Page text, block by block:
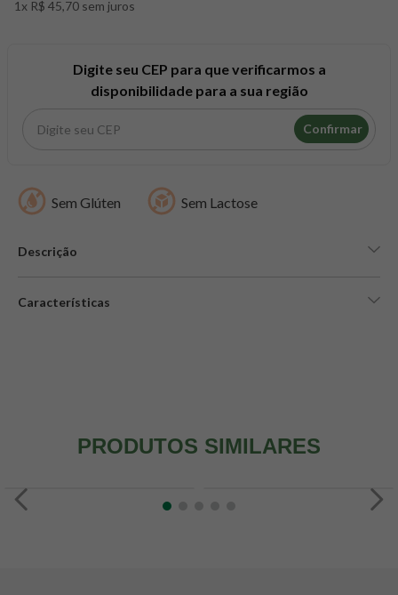
1x R$ 45,70 sem juros
Digite seu CEP para que verificarmos a
disponibilidade para a sua região
Confirmar
Sem Glúten Sem Lactose
Descrição
Características
PRODUTOS SIMILARES
8º snack proteico mundo verde